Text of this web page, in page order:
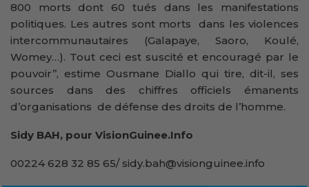
800 morts dont 60 tués dans les manifestations
politiques. Les autres sont morts dans les violences
intercommunautaires (Galapaye, Saoro, Koulé,
Womey…). Tout ceci est suscité et encouragé par le
pouvoir’’, estime Ousmane Diallo qui tire, dit-il, ses
sources dans des chiffres officiels émanents
d’organisations de défense des droits de l’homme.
Sidy BAH, pour VisionGuinee.Info
00224 628 32 85 65/ sidy.bah@visionguinee.info